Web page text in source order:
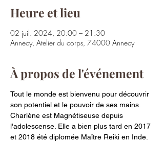
Heure et lieu
02 juil. 2024, 20:00 – 21:30
Annecy, Atelier du corps, 74000 Annecy
À propos de l'événement
Tout le monde est bienvenu pour découvrir
son potentiel et le pouvoir de ses mains.
Charlène est Magnétiseuse depuis
l'adolescense. Elle a bien plus tard en 2017
et 2018 été diplomée Maître Reiki en Inde.